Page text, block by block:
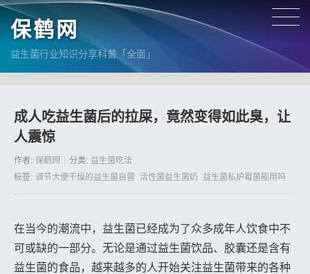
保鹤网
益生菌行业知识分享科普「全面」
成人吃益生菌后的拉屎，竟然变得如此臭，让
人震惊
作者: 保鹤网 分类: 益生菌吃法
标签: 调节大便干燥的益生菌自营 活性菌益生菌奶 益生菌私护霉菌能用吗
在当今的潮流中，益生菌已经成为了众多成年人饮食中不
可或缺的一部分。无论是通过益生菌饮品、胶囊还是含有
益生菌的食品，越来越多的人开始关注益生菌带来的各种